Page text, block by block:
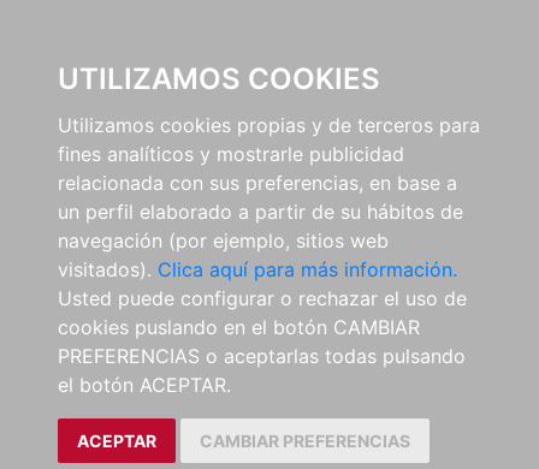
UTILIZAMOS COOKIES
Utilizamos cookies propias y de terceros para
fines analíticos y mostrarle publicidad
relacionada con sus preferencias, en base a
un perfil elaborado a partir de su hábitos de
navegación (por ejemplo, sitios web
visitados). Clica aquí para más información.
Usted puede configurar o rechazar el uso de
cookies puslando en el botón CAMBIAR
PREFERENCIAS o aceptarlas todas pulsando
el botón ACEPTAR.
ACEPTAR CAMBIAR PREFERENCIAS